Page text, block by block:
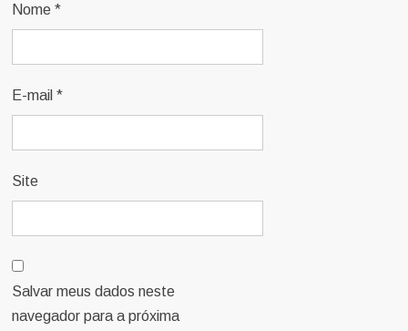
Nome*
E-mail*
Site
Salvar meus dados neste
navegador para a próxima